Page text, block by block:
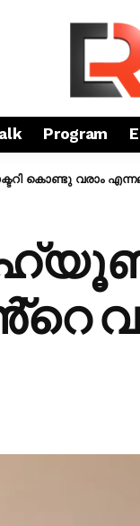
Program
കൊണ്ടു വരാം